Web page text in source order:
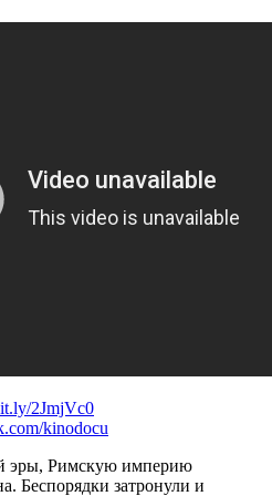
против
17-
2JmjVc0
kinodocu
эры, Римскую империю
Беспорядки затронули и